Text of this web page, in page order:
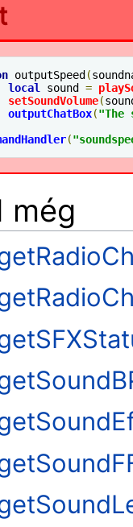
outputSpeed (
local sound =
setSoundVolume(
outputChatBox("The
(
még